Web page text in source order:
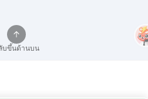
บขึ้นด้านบน